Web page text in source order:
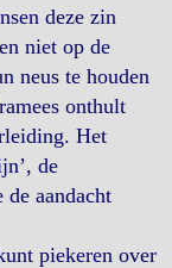
deze zin
niet op de
neus te houden
onthult
Het
de
aandacht
piekeren over